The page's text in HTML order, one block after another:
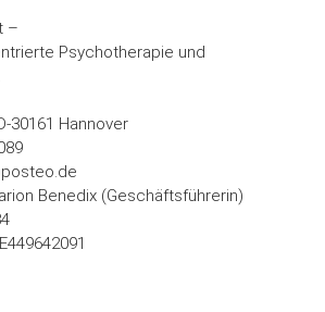
–
Psychotherapie und
30161 Hannover
Benedix (Geschäftsführerin)